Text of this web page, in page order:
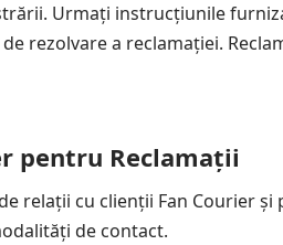
Urmați instrucțiunile
rezolvare a reclamației.
pentru Reclamații
relații cu clienții Fan Courier
de contact.